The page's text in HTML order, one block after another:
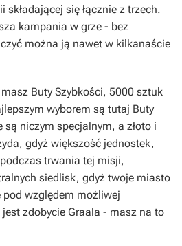
się łącznie z trzech.
kampania w grze - bez
można ją nawet w kilkanaście
Buty Szybkości, 5000 sztuk
wyborem są tutaj Buty
są niczym specjalnym, a złoto i
gdyż większość jednostek,
trwania tej misji,
siedlisk, gdyż twoje miasto
względem możliwej
zdobycie Graala - masz na to